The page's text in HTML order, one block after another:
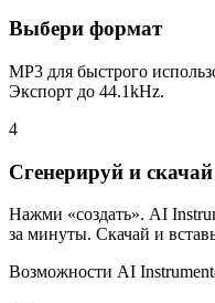
Выбери формат
MP3 для быстрого
Экспорт до 44.1kHz.
4
Сгенерируй и скачай
Нажми «создать». AI
за минуты. Скачай и
Возможности AI